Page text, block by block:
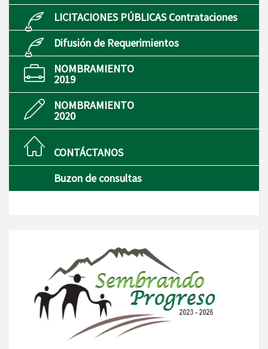
LICITACIONES PÚBLICAS Contrataciones
Difusión de Requerimientos
NOMBRAMIENTO
2019
NOMBRAMIENTO
2020
CONTÁCTANOS
Buzon de consultas